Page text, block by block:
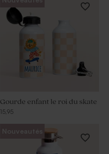
Gourde enfant le roi du skate
15,95
Nouveautés